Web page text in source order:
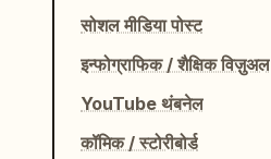
सोशल मीडिया पोस्ट
इन्फोग्राफिक / शैक्षिक विज़ुअल
YouTube थंबनेल
कॉमिक / स्टोरीबोर्ड